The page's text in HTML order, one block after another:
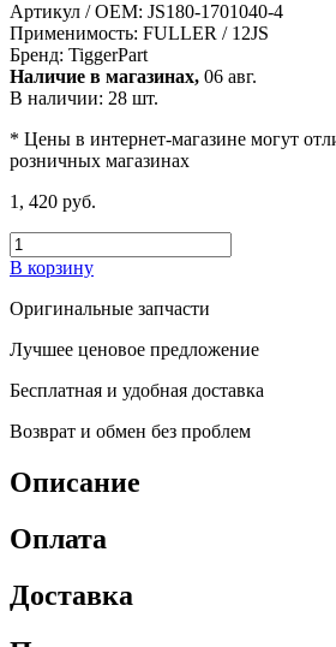
Артикул / OEM: JS180-1701040-4
Применимость: FULLER / 12JS
Бренд: TiggerPart
Наличие в магазинах, 06 авг.
В наличии: 28 шт.
* Цены в интернет-магазине могут
розничных магазинах
1, 420 руб.
В корзину
Оригинальные запчасти
Лучшее ценовое предложение
Бесплатная и удобная доставка
Возврат и обмен без проблем
Описание
Оплата
Доставка